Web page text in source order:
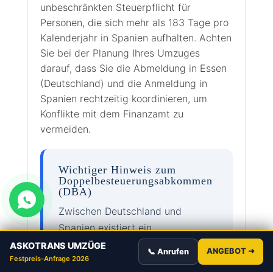
ASKOTRANS UMZÜGE
Festpreis-Anfrage 2026
📞 Anrufen ANGEBOT ➜
unbeschränkten Steuerpflicht für
Personen, die sich mehr als 183 Tage pro
Kalenderjahr in Spanien aufhalten. Achten
Sie bei der Planung Ihres Umzuges
darauf, dass Sie die Abmeldung in Essen
(Deutschland) und die Anmeldung in
Spanien rechtzeitig koordinieren, um
Konflikte mit dem Finanzamt zu
vermeiden.
Wichtiger Hinweis zum
Doppelbesteuerungsabkommen
(DBA)
Zwischen Deutschland und
Spanien existiert ein
Doppelbesteuerungsabkommen.
Dennoch ist es für Selbstständige,